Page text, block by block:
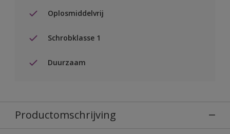
Oplosmiddelvrij
Schrobklasse 1
Duurzaam
Productomschrijving